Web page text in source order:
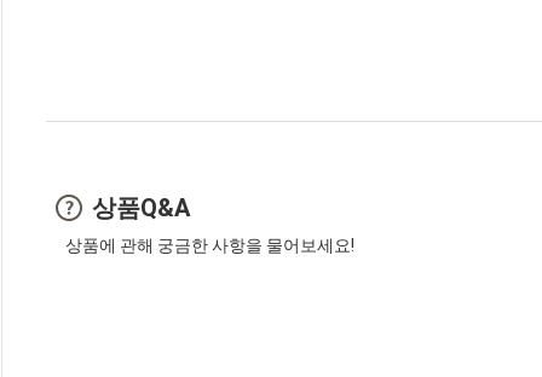
상품Q&A
상품에 관해 궁금한 사항을 물어보세요!